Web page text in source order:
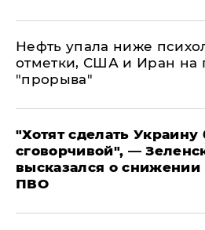
Нефть упала ниже
отметки, США и Иран на
"прорыва"
​"Хотят сделать Украину
сговорчивой", —
высказался о снижении
ПВО